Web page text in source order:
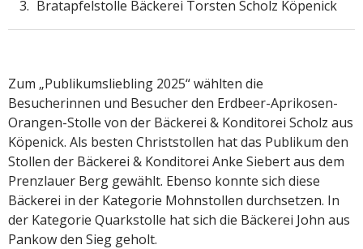
Bratapfelstolle Bäckerei Torsten Scholz Köpenick
Zum „Publikumsliebling 2025“ wählten die
Besucherinnen und Besucher den Erdbeer-Aprikosen-
Orangen-Stolle von der Bäckerei & Konditorei Scholz aus
Köpenick. Als besten Christstollen hat das Publikum den
Stollen der Bäckerei & Konditorei Anke Siebert aus dem
Prenzlauer Berg gewählt. Ebenso konnte sich diese
Bäckerei in der Kategorie Mohnstollen durchsetzen. In
der Kategorie Quarkstolle hat sich die Bäckerei John aus
Pankow den Sieg geholt.